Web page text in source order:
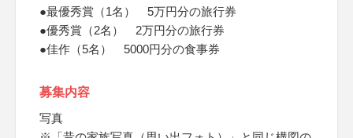
●最優秀賞（1名） 5万円分の旅行券
●優秀賞（2名） 2万円分の旅行券
●佳作（5名） 5000円分の食事券
募集内容
写真